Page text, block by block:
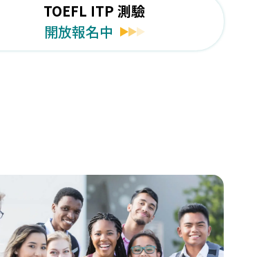
TOEFL ITP 測驗
開放報名中